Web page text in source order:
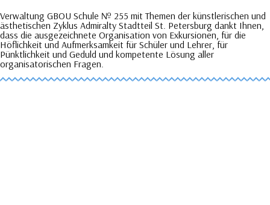
Verwaltung GBOU Schule № 255 mit Themen der künstlerischen und
ästhetischen Zyklus Admiralty Stadtteil St. Petersburg dankt Ihnen,
dass die ausgezeichnete Organisation von Exkursionen, für die
Höflichkeit und Aufmerksamkeit für Schüler und Lehrer, für
Pünktlichkeit und Geduld und kompetente Lösung aller
organisatorischen Fragen.